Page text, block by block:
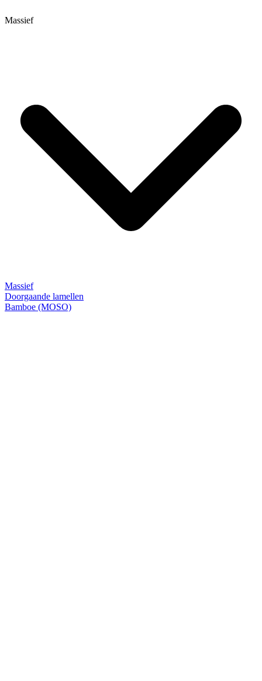
Massief
Massief
Doorgaande lamellen
Bamboe (MOSO)